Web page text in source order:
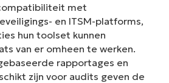
met
en ITSM-platforms,
hun toolset kunnen
van er omheen te werken.
rapportages en
zijn voor audits geven de